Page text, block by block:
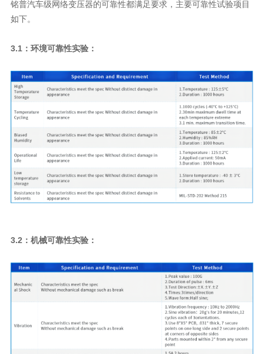
如下。
3.1：环境可靠性实验：
3.2：机械可靠性实验：